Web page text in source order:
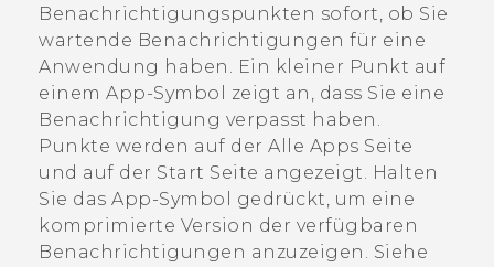
Benachrichtigungspunkten sofort, ob Sie
wartende Benachrichtigungen für eine
Anwendung haben. Ein kleiner Punkt auf
einem App-Symbol zeigt an, dass Sie eine
Benachrichtigung verpasst haben.
Punkte werden auf der Alle Apps Seite
und auf der Start Seite angezeigt. Halten
Sie das App-Symbol gedrückt, um eine
komprimierte Version der verfügbaren
Benachrichtigungen anzuzeigen. Siehe